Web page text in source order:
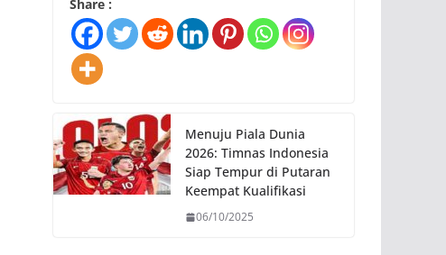
Share :
Menuju Piala Dunia
2026: Timnas Indonesia
Siap Tempur di Putaran
Keempat Kualifikasi
06/10/2025